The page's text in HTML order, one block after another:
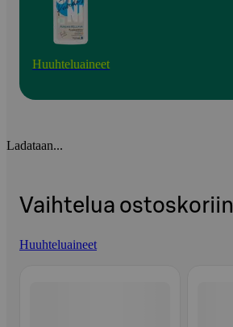
Huuhteluaineet
Ladataan...
Vaihtelua ostoskoriin
Huuhteluaineet